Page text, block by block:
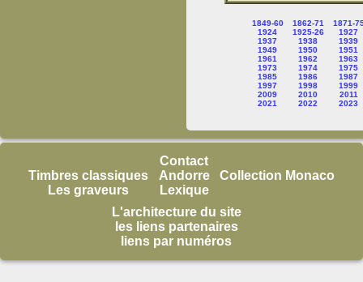
1849-60 1862-71
1871-
1924
1925-26
1927
1937
1938
1939
1949
1950
1951
1961
1962
1963
1973
1974
1975
1985
1986
1987
1997
1998
1999
2009
2010
2011
2021
2022 2023
Timbres classiques
Les graveurs
Contact
Andorre
Lexique
Collection Monaco
L'architecture du site
les liens partenaires
liens par numéros